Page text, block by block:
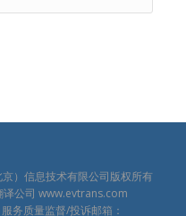
）信息技术有限公司版权所有
译公司www.evtrans.com
务质量监督/投诉邮箱：